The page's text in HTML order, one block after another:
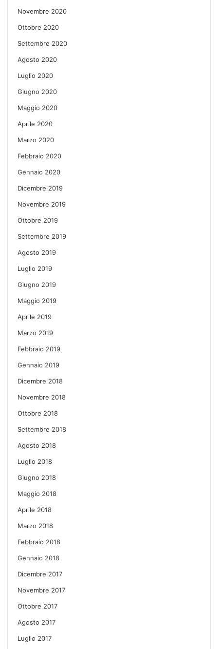
Novembre 2020
Ottobre 2020
Settembre 2020
Agosto 2020
Luglio 2020
Giugno 2020
Maggio 2020
Aprile 2020
Marzo 2020
Febbraio 2020
Gennaio 2020
Dicembre 2019
Novembre 2019
Ottobre 2019
Settembre 2019
Agosto 2019
Luglio 2019
Giugno 2019
Maggio 2019
Aprile 2019
Marzo 2019
Febbraio 2019
Gennaio 2019
Dicembre 2018
Novembre 2018
Ottobre 2018
Settembre 2018
Agosto 2018
Luglio 2018
Giugno 2018
Maggio 2018
Aprile 2018
Marzo 2018
Febbraio 2018
Gennaio 2018
Dicembre 2017
Novembre 2017
Ottobre 2017
Agosto 2017
Luglio 2017